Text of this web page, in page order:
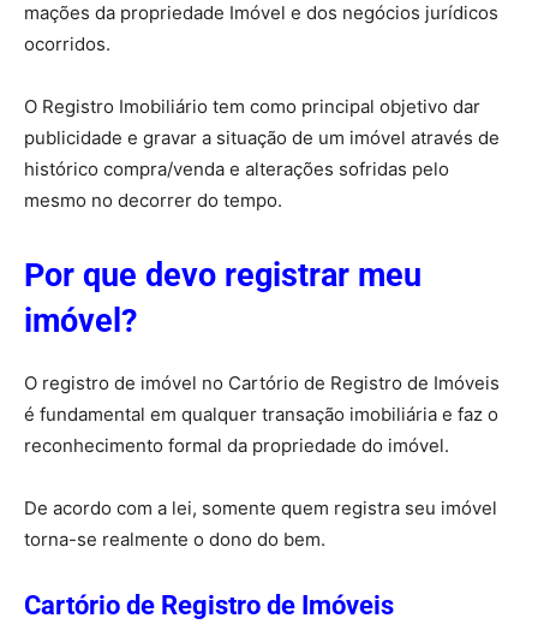
mações da propriedade Imóvel e dos negócios jurídicos
ocorridos.
O Registro Imobiliário tem como principal objetivo dar
publicidade e gravar a situação de um imóvel através de
histórico compra/venda e alterações sofridas pelo
mesmo no decorrer do tempo.
Por que devo registrar meu
imóvel?
O registro de imóvel no Cartório de Registro de Imóveis
é fundamental em qualquer transação imobiliária e faz o
reconhecimento formal da propriedade do imóvel.
De acordo com a lei, somente quem registra seu imóvel
torna-se realmente o dono do bem.
Cartório de Registro de Imóveis